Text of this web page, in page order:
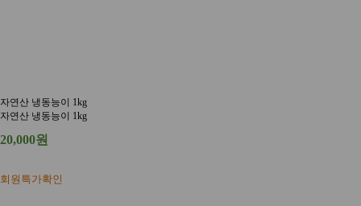
자연산 냉동능이 1kg
자연산 냉동능이 1kg
20,000원
회원특가확인